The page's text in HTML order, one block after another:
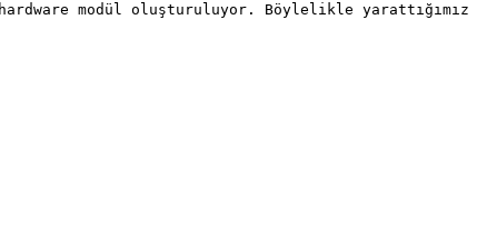
modül oluşturuluyor. Böylelikle yarattığımız